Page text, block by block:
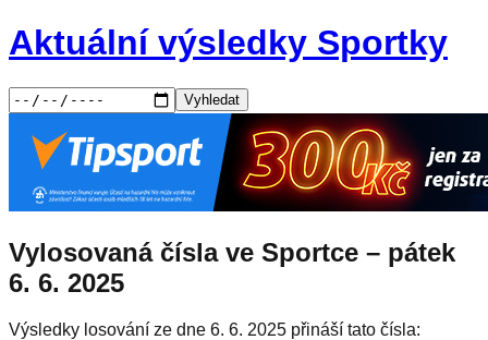
Aktuální výsledky Sportky
Vyhledat
Vylosovaná čísla ve Sportce – pátek
6. 6. 2025
Výsledky losování ze dne 6. 6. 2025 přináší tato čísla: